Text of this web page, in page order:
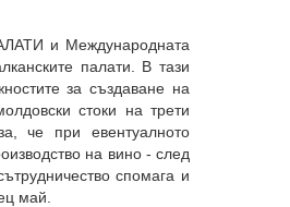
и Международната
палати. В тази
за създаване на
стоки на трети
че при евентуалното
на вино - след
спомага и
май.